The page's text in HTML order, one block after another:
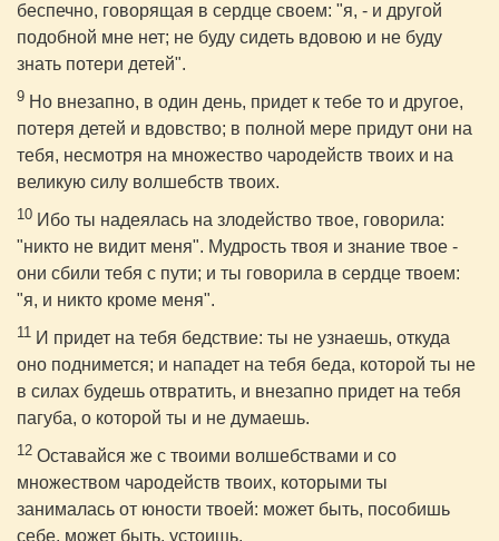
беспечно, говорящая в сердце своем: "я, - и другой
подобной мне нет; не буду сидеть вдовою и не буду
знать потери детей".
9 Но внезапно, в один день, придет к тебе то и другое,
потеря детей и вдовство; в полной мере придут они на
тебя, несмотря на множество чародейств твоих и на
великую силу волшебств твоих.
10 Ибо ты надеялась на злодейство твое, говорила:
"никто не видит меня". Мудрость твоя и знание твое -
они сбили тебя с пути; и ты говорила в сердце твоем:
"я, и никто кроме меня".
11 И придет на тебя бедствие: ты не узнаешь, откуда
оно поднимется; и нападет на тебя беда, которой ты не
в силах будешь отвратить, и внезапно придет на тебя
пагуба, о которой ты и не думаешь.
12 Оставайся же с твоими волшебствами и со
множеством чародейств твоих, которыми ты
занималась от юности твоей: может быть, пособишь
себе, может быть, устоишь.